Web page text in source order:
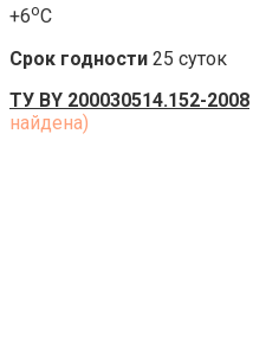
+6оС
Срок годности 25 суток
ТУ BY 200030514.152-2008
найдена)